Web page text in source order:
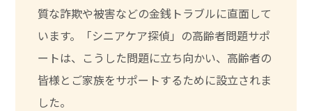
質な詐欺や被害などの金銭トラブルに直面して
います。「シニアケア探偵」の高齢者問題サポ
ートは、こうした問題に立ち向かい、高齢者の
皆様とご家族をサポートするために設立されま
した。